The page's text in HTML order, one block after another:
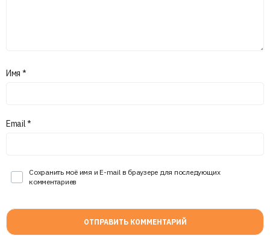
Имя *
Email*
Сохранить моё имя и E-mail в браузере для последующих
комментариев